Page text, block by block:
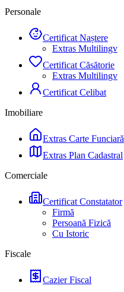
Personale
Certificat Naștere
Extras Multilingv
Certificat Căsătorie
Extras Multilingv
Certificat Celibat
Imobiliare
Extras Carte Funciară
Extras Plan Cadastral
Comerciale
Certificat Constatator
Firmă
Persoană Fizică
Cu Istoric
Fiscale
Cazier Fiscal